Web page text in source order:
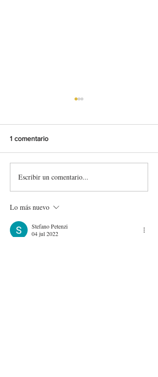
SupplyRacing &
1 comentario
Escribir un comentario...
Lo más nuevo
Stefano Petenzi
04 jul 2022